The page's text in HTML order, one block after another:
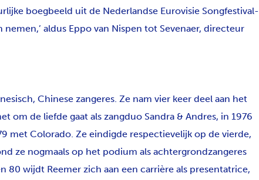
boegbeeld uit de Nederlandse Eurovisie Songfestival-
aldus Eppo van Nispen tot Sevenaer, directeur
Chinese zangeres. Ze nam vier keer deel aan het
om de liefde gaat als zangduo Sandra & Andres, in 1976
met Colorado. Ze eindigde respectievelijk op de vierde,
ze nogmaals op het podium als achtergrondzangeres
80 wijdt Reemer zich aan een carrière als presentatrice,